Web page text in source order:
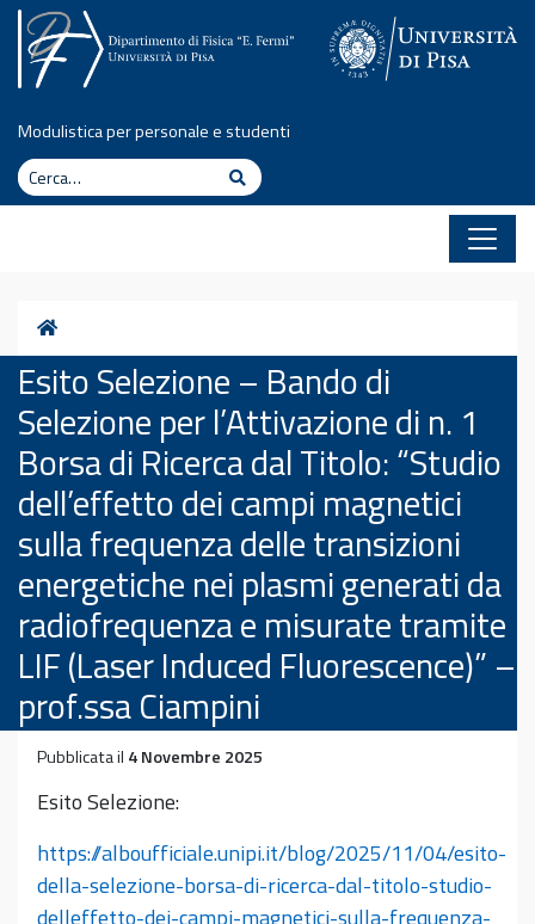
Vai al contenuto
Modulistica per personale e studenti
Cerca
Cerca
Home
Esito Selezione – Bando di
Selezione per l’Attivazione di n. 1
Borsa di Ricerca dal Titolo: “Studio
dell’effetto dei campi magnetici
sulla frequenza delle transizioni
energetiche nei plasmi generati da
radiofrequenza e misurate tramite
LIF (Laser Induced Fluorescence)” –
prof.ssa Ciampini
Pubblicata il 4 Novembre 2025
Esito Selezione:
https://alboufficiale.unipi.it/blog/2025/11/04/esito-
della-selezione-borsa-di-ricerca-dal-titolo-studio-
delleffetto-dei-campi-magnetici-sulla-frequenza-